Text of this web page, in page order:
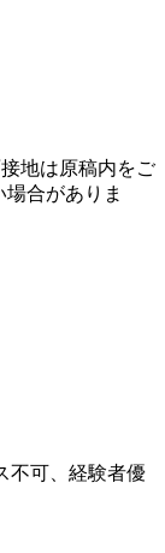
地は原稿内をご
合がありま
不可、経験者優